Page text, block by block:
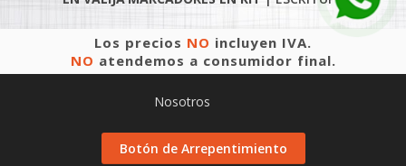
Los precios NO incluyen IVA.
NO atendemos a consumidor final.
Nosotros
Botón de Arrepentimiento